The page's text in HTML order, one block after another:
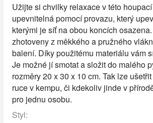
Užijte si chvilky relaxace v této
upevnitelná pomocí provazu, který
kterými je síť na obou koncích
zhotoveny z měkkého a pružného
balení. Díky použitému materiálu vám
Je možné jí smotat a složit do malého
rozměry 20 x 30 x 10 cm. Tak lze
ruce v kempu, či kdekoliv jinde v
pro jednu osobu.
Styl: